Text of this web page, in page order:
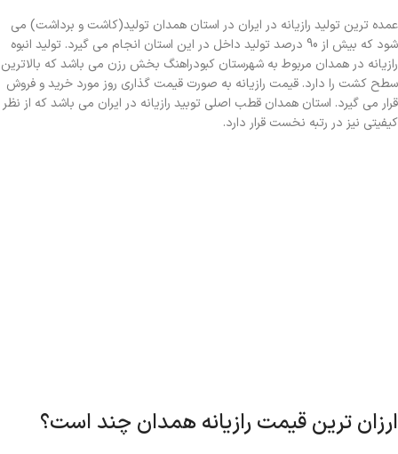
عمده ترین تولید رازیانه در ایران در استان همدان تولید(کاشت و برداشت) می
شود که بیش از 90 درصد تولید داخل در این استان انجام می گیرد. تولید انبوه
رازیانه در همدان مربوط به شهرستان کبودراهنگ بخش رزن می باشد که بالاترین
سطح کشت را دارد. قیمت رازیانه به صورت قیمت گذاری روز مورد خرید و فروش
قرار می گیرد. استان همدان قطب اصلی توبید رازیانه در ایران می باشد که از نظر
کیفیتی نیز در رتبه نخست قرار دارد.
ارزان ترین قیمت رازیانه همدان چند است؟